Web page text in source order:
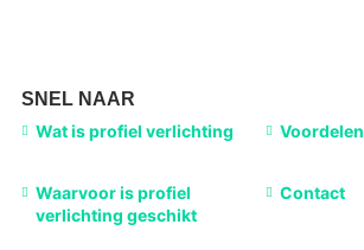
SNEL NAAR
Wat is profiel verlichting Voordelen
Waarvoor is profiel
verlichting geschikt
Contact